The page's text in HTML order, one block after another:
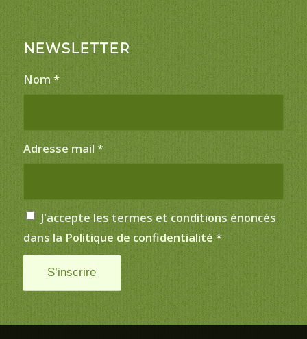
NEWSLETTER
Nom *
Adresse mail *
J'accepte les termes et conditions énoncés
dans la Politique de confidentialité *